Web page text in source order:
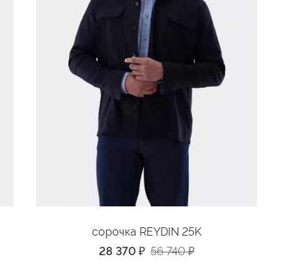
сорочка REYDIN 25K
28 370₽ 56 740₽